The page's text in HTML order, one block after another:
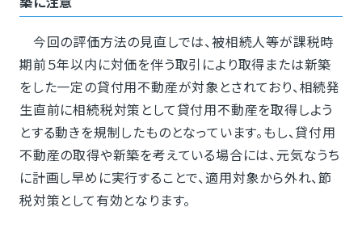
今回の評価方法の見直しでは、被相続人等が課税時
期前５年以内に対価を伴う取引により取得または新築
をした一定の貸付用不動産が対象とされており、相続発
生直前に相続税対策として貸付用不動産を取得しよう
とする動きを規制したものとなっています。もし、貸付用
不動産の取得や新築を考えている場合には、元気なうち
に計画し早めに実行することで、適用対象から外れ、節
税対策として有効となります。